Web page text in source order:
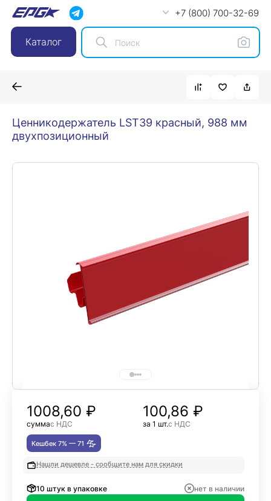
+7 (800) 700-32-69
Каталог
Ценникодержатель LST39 красный, 988 мм
двухпозиционный
1008,60 ₽
суммас НДС
100,86 ₽
за 1 шт.с НДС
Кешбек 7% — 71
Нашли дешевле - сообщите нам для скидки
10 штук в упаковке нет в наличии